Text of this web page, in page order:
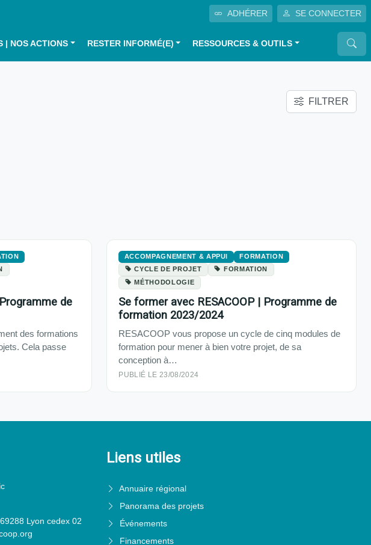
ADHÉRER SE CONNECTER
| NOS ACTIONS RESTER INFORMÉ(E) RESSOURCES & OUTILS
FILTRER
de
des formations
Cela passe
ACCOMPAGNEMENT & APPUI
FORMATION
CYCLE DE PROJET
FORMATION
MÉTHODOLOGIE
Se former avec RESACOOP | Programme de
formation 2023/2024
RESACOOP vous propose un cycle de cinq modules de
formation pour mener à bien votre projet, de sa
conception à…
PUBLIÉ LE 23/08/2024
Lyon cedex 02
Liens utiles
Annuaire régional
Panorama des projets
Événements
Financements